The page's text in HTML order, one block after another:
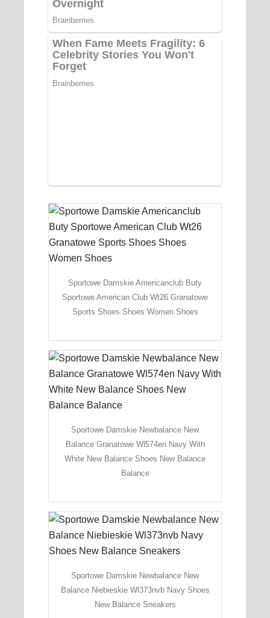
Sportowe Damskie Americanclub Buty
Sportowe American Club Wt26 Granatowe
Sports Shoes Shoes Women Shoes
Sportowe Damskie Newbalance New
Balance Granatowe Wl574en Navy With
White New Balance Shoes New Balance
Balance
Sportowe Damskie Newbalance New
Balance Niebieskie Wl373nvb Navy Shoes
New Balance Sneakers